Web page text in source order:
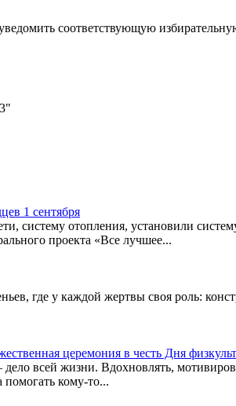
соответствующую
1 сентября
систему отопления, установили
проекта «Все лучшее...
где у каждой жертвы своя роль:
церемония в честь Дня
всей жизни. Вдохновлять,
кому-то...